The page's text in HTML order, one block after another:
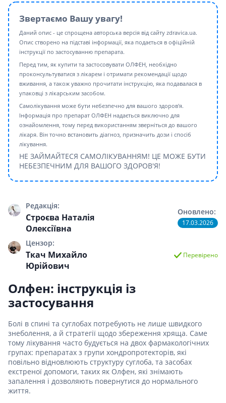
Звертаємо Вашу увагу!
Даний опис - це спрощена авторська версія від сайту zdravica.ua.
Опис створено на підставі інформації, яка подається в офіційній
інструкції по застосуванню препарата.
Перед тим, як купити та застосовувати ОЛФЕН, необхідно
проконсультуватися з лікарем і отримати рекомендації щодо
вживання, а також уважно прочитати інструкцію, яка подавалася в
упаковці з лікарським засобом.
Самолікування може бути небезпечно для вашого здоров'я.
Інформація про препарат ОЛФЕН надається виключно для
ознайомлення, тому перед використанням зверніться до вашого
лікаря. Він точно встановить діагноз, призначить дози і спосіб
лікування.
НЕ ЗАЙМАЙТЕСЯ САМОЛІКУВАННЯМ! ЦЕ МОЖЕ БУТИ
НЕБЕЗПЕЧНИМ ДЛЯ ВАШОГО ЗДОРОВ'Я!
Редакція:
Строєва Наталія
Олексіївна
Цензор:
Ткач Михайло
Юрійович
Оновлено:
17.03.2026
Перевірено
Олфен: інструкція із
застосування
Болі в спині та суглобах потребують не лише швидкого
знеболення, а й стратегії щодо збереження хряща. Саме
тому лікування часто будується на двох фармакологічних
групах: препаратах з групи хондропротекторів, які
повільно відновлюють структуру суглоба, та засобах
екстреної допомоги, таких як Олфен, які знімають
запалення і дозволяють повернутися до нормального
життя.